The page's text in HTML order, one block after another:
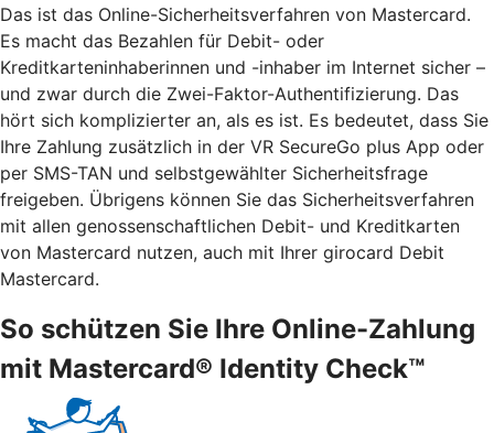
Das ist das Online-Sicherheitsverfahren von Mastercard.
Es macht das Bezahlen für Debit- oder
Kreditkarteninhaberinnen und -inhaber im Internet sicher –
und zwar durch die Zwei-Faktor-Authentifizierung. Das
hört sich komplizierter an, als es ist. Es bedeutet, dass Sie
Ihre Zahlung zusätzlich in der VR SecureGo plus App oder
per SMS-TAN und selbstgewählter Sicherheitsfrage
freigeben. Übrigens können Sie das Sicherheitsverfahren
mit allen genossenschaftlichen Debit- und Kreditkarten
von Mastercard nutzen, auch mit Ihrer girocard Debit
Mastercard.
So schützen Sie Ihre Online-Zahlung
mit Mastercard® Identity Check™